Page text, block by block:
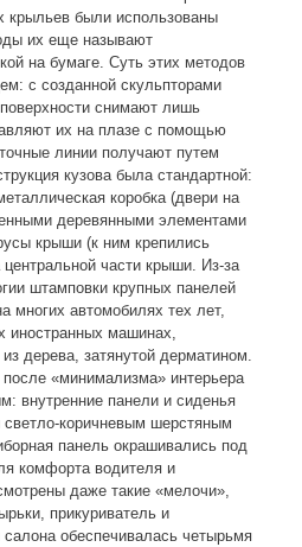
крыльев были использованы
их еще называют
на бумаге. Суть этих методов
с созданной скульпторами
снимают лишь
их на плазе с помощью
линии получают путем
кузова была стандартной:
коробка (двери на
деревянными элементами
крыши (к ним крепились
части крыши. Из-за
штамповки крупных панелей
автомобилях тех лет,
иностранных машинах,
дерева, затянутой дерматином.
«минимализма» интерьера
внутренние панели и сиденья
коричневым шерстяным
панель окрашивались под
комфорта водителя и
даже такие «мелочи»,
прикуриватель и
обеспечивалась четырьмя